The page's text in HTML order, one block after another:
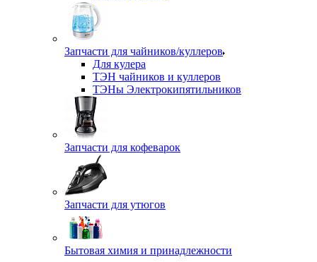
Запчасти для чайников/куллеров
Для кулера
ТЭН чайников и куллеров
ТЭНы Электрокипятильников
Запчасти для кофеварок
Запчасти для утюгов
Бытовая химия и принадлежности